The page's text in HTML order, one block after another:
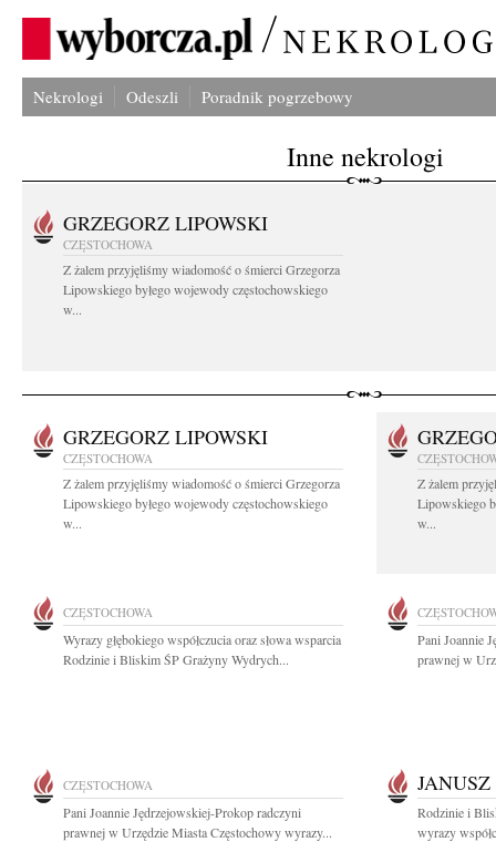
Nekrologi Odeszli Poradnik pogrzebowy
Inne nekrologi
GRZEGORZ LIPOWSKI
CZĘSTOCHOWA
Z żalem przyjęliśmy wiadomość o śmierci Grzegorza
Lipowskiego byłego wojewody częstochowskiego
w...
GRZEGORZ LIPOWSKI
CZĘSTOCHOWA
Z żalem przyjęliśmy wiadomość o śmierci Grzegorza
Lipowskiego byłego wojewody częstochowskiego
w...
Z żalem
Lipowskiego
w...
CZĘSTOCHOWA
Wyrazy głębokiego współczucia oraz słowa wsparcia
Rodzinie i Bliskim ŚP Grażyny Wydrych...
Pani Joannie
prawnej w
CZĘSTOCHOWA
Pani Joannie Jędrzejowskiej-Prokop radczyni
prawnej w Urzędzie Miasta Częstochowy wyrazy...
Rodzinie i
wyrazy